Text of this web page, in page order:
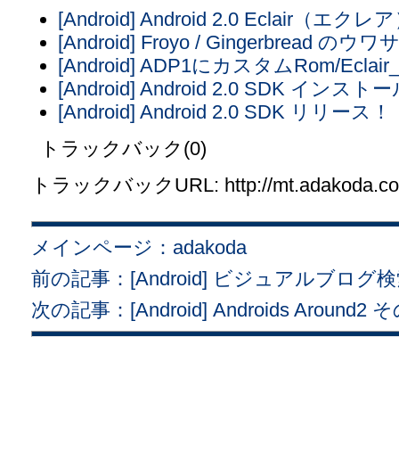
[Android] Android 2.0 Eclair（エクレ
[Android] Froyo / Gingerbread のウワサ
[Android] ADP1にカスタムRom/
[Android] Android 2.0 SDK インストー
[Android] Android 2.0 SDK リリース！
トラックバック(0)
トラックバックURL: http://
メインページ：adakoda
前の記事：[Android] ビジュアルブログ
次の記事：[Android] Androids Around2 そ